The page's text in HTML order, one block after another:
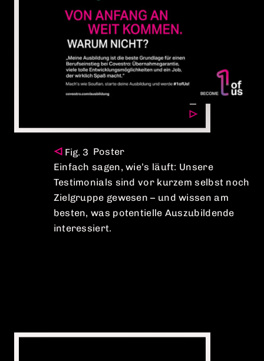
Poster
Einfach sagen, wie’s läuft: Unsere
Testimonials sind vor kurzem selbst noch
Zielgruppe gewesen – und wissen am
besten, was potentielle Auszubildende
interessiert.